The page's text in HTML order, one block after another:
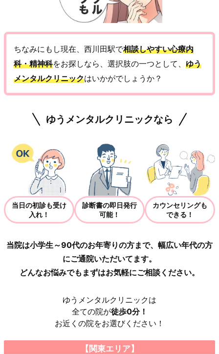
ちなみにもし現在、西川田駅で相談しやすい心療内
科・精神科をお探しなら、選択肢の一つとして、 ゆう
メンタルクリニックはいかがでしょうか？
ゆうメンタルクリニックなら
当日の初診も受け
入れ！
診断書の即日発行
可能！
カウンセリングも
できる！
当院は小学生～90代のお年寄りの方まで、幅広い年代の方
にご通院いただいてます。
どんなお悩みでもまずはお気軽にご相談ください。
ゆうメンタルクリニックは
全ての院が徒歩0分！
お近くの院をお選びください！
【関東エリア】